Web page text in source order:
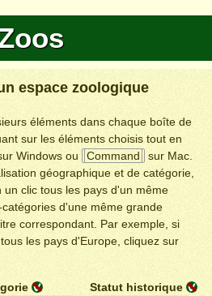
espace zoologique
éléments dans chaque boîte de
sur les éléments choisis tout en
Windows ou Command
sur Mac.
géographique et de catégorie,
clic tous les pays d'un même
d'une même grande
correspondant. Par exemple, si
les pays d'Europe, cliquez sur
Statut historique